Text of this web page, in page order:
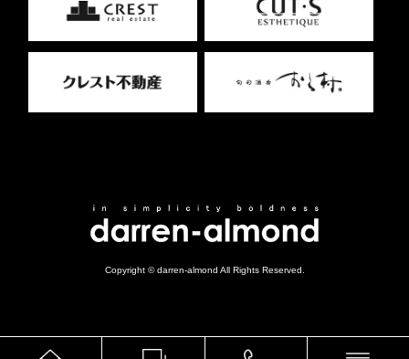
Copyright © darren-almond All Rights Reserved.